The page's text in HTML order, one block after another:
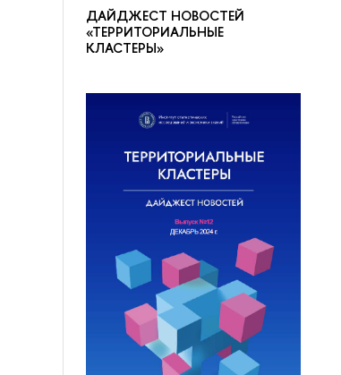
ДАЙДЖЕСТ НОВОСТЕЙ
«ТЕРРИТОРИАЛЬНЫЕ
КЛАСТЕРЫ»